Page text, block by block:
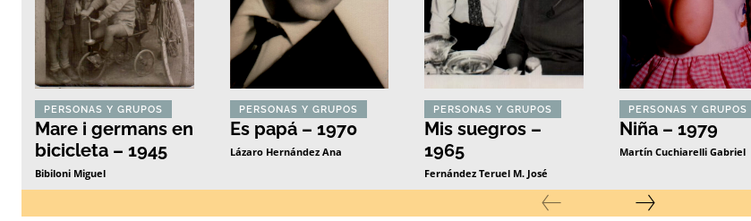
PERSONAS Y GRUPOS
Mare i germans en
bicicleta – 1945
Bibiloni Miguel
PERSONAS Y GRUPOS
Es papá – 1970
Lázaro Hernández Ana
PERSONAS Y GRUPOS
Mis suegros –
1965
Fernández Teruel M. José
PERSONAS Y GRUPOS
Niña – 1979
Martín Cuchiarelli Gabriel